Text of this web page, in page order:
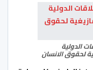
الدولية
لحقوق الانسان